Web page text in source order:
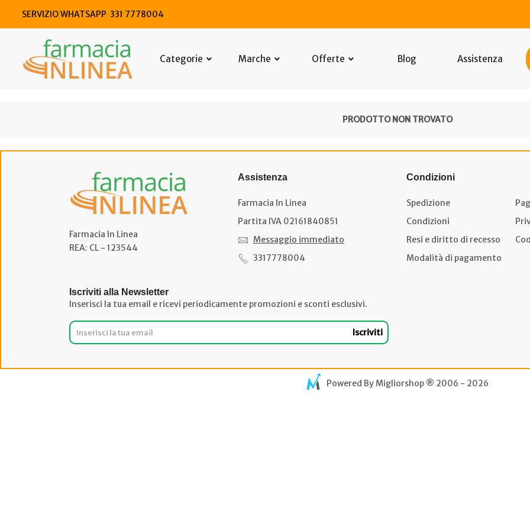
SERVIZIO WHATSAPP 331 7778004
Categorie Marche Offerte Blog Assistenza
PRODOTTO NON TROVATO
Farmacia In Linea
REA: CL - 123544
Assistenza
Farmacia In Linea
Partita IVA 02161840851
Messaggio immediato
3317778004
Condizioni
Spedizione
Condizioni
Resi e diritto di recesso
Modalità di pagamento
Iscriviti alla Newsletter
Inserisci la tua email e ricevi periodicamente promozioni e sconti esclusivi.
Iscriviti
Powered ByMigliorshop® 2006 - 2026